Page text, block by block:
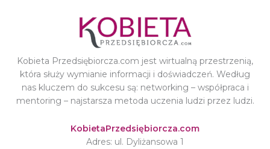
Kobieta Przedsiębiorcza.com jest wirtualną przestrzenią,
która służy wymianie informacji i doświadczeń. Według
nas kluczem do sukcesu są: networking – współpraca i
mentoring – najstarsza metoda uczenia ludzi przez ludzi.
KobietaPrzedsiębiorcza.com
Adres: ul. Dyliżansowa 1